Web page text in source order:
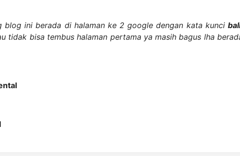
blog ini berada di halaman ke 2 google dengan kata kunci
tidak bisa tembus halaman pertama ya masih bagus lha